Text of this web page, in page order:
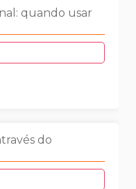
quando usar
do